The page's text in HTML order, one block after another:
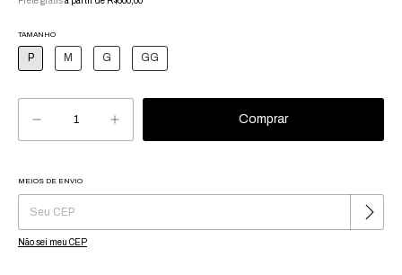
TAMANHO
P M G GG
Entregas para o CEP:
MEIOS DE ENVIO
Não sei meu CEP